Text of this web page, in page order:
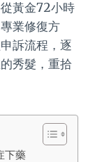
黃金72小時
業修復方
訴流程，逐
秀髮，重拾
下藥